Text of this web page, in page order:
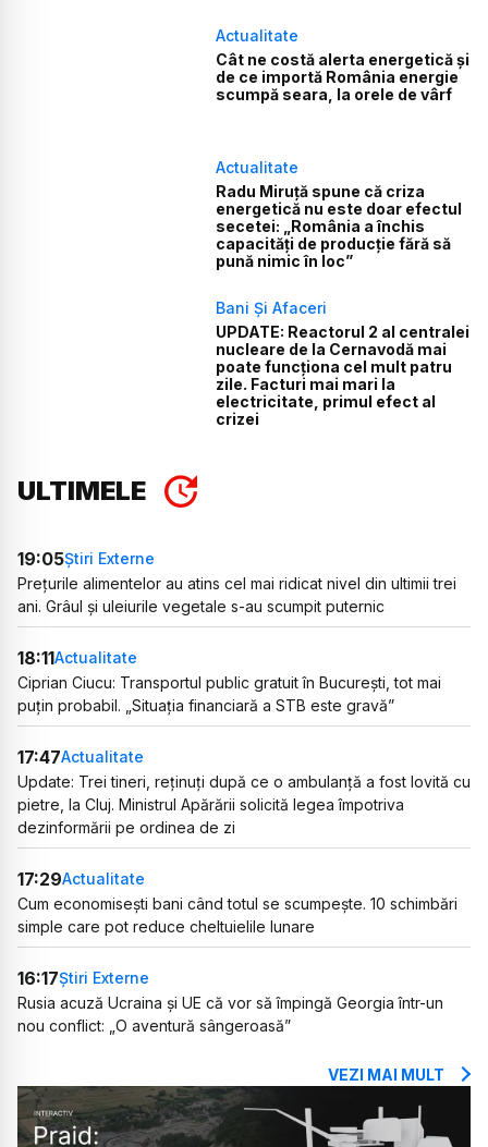
Actualitate
Cât ne costă alerta energetică și
de ce importă România energie
scumpă seara, la orele de vârf
Actualitate
Radu Miruță spune că criza
energetică nu este doar efectul
secetei: „România a închis
capacități de producție fără să
pună nimic în loc”
Bani Și Afaceri
UPDATE: Reactorul 2 al centralei
nucleare de la Cernavodă mai
poate funcționa cel mult patru
zile. Facturi mai mari la
electricitate, primul efect al
crizei
ULTIMELE
19:05Știri Externe
Prețurile alimentelor au atins cel mai ridicat nivel din ultimii trei
ani. Grâul și uleiurile vegetale s-au scumpit puternic
18:11Actualitate
Ciprian Ciucu: Transportul public gratuit în București, tot mai
puțin probabil. „Situația financiară a STB este gravă”
17:47Actualitate
Update: Trei tineri, reținuți după ce o ambulanță a fost lovită cu
pietre, la Cluj. Ministrul Apărării solicită legea împotriva
dezinformării pe ordinea de zi
17:29Actualitate
Cum economisești bani când totul se scumpește. 10 schimbări
simple care pot reduce cheltuielile lunare
16:17Știri Externe
Rusia acuză Ucraina și UE că vor să împingă Georgia într-un
nou conflict: „O aventură sângeroasă”
VEZI MAI MULT